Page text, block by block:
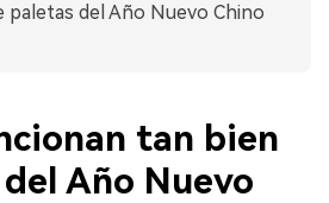
paletas del Año Nuevo Chino
tan bien
Año Nuevo